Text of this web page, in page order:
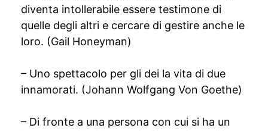
diventa intollerabile essere testimone di
quelle degli altri e cercare di gestire anche le
loro. (Gail Honeyman)
– Uno spettacolo per gli dei la vita di due
innamorati. (Johann Wolfgang Von Goethe)
– Di fronte a una persona con cui si ha un